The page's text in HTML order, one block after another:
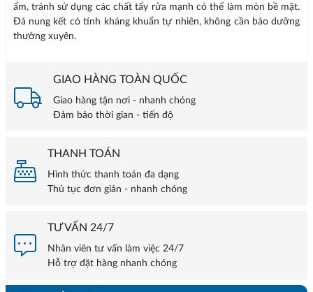
ẩm, tránh sử dụng các chất tẩy rửa mạnh có thể làm mòn bề mặt.
Đá nung kết có tính kháng khuẩn tự nhiên, không cần bảo dưỡng
thường xuyên.
GIAO HÀNG TOÀN QUỐC
Giao hàng tận nơi - nhanh chóng
Đảm bảo thời gian - tiến độ
THANH TOÁN
Hình thức thanh toán đa dạng
Thủ tục đơn giản - nhanh chóng
TƯ VẤN 24/7
Nhân viên tư vấn làm việc 24/7
Hỗ trợ đặt hàng nhanh chóng